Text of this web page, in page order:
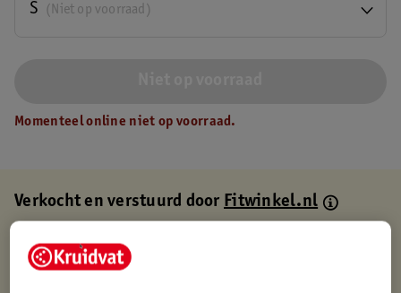
(Niet op voorraad)
S
Momenteel online niet op voorraad.
Verkocht en verstuurd doorFitwinkel.nl
Gratis thuisbezorgd